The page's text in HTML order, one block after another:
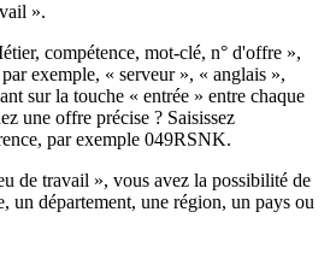
».
compétence, mot-clé, n° d'offre »,
exemple, « serveur », « anglais »,
sur la touche « entrée » entre chaque
une offre précise ? Saisissez
par exemple 049RSNK.
de travail », vous avez la possibilité de
un département, une région, un pays ou